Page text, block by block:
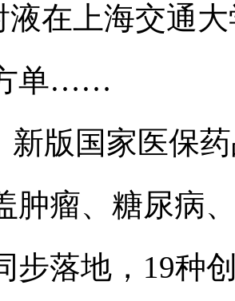
液在上海交通
单……
新版国家医保
肿瘤、糖尿病
步落地，19种